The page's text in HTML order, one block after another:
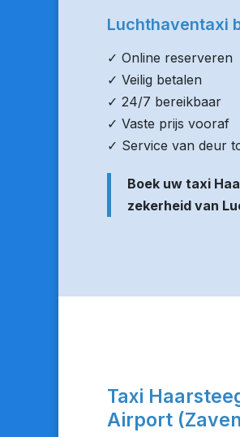
Luchthaventaxi
✓ Online reserveren
✓ Veilig betalen
✓ 24/7 bereikbaar
✓ Vaste prijs vooraf
✓ Service van deur
Boek uw taxi
zekerheid van
Taxi
Airport